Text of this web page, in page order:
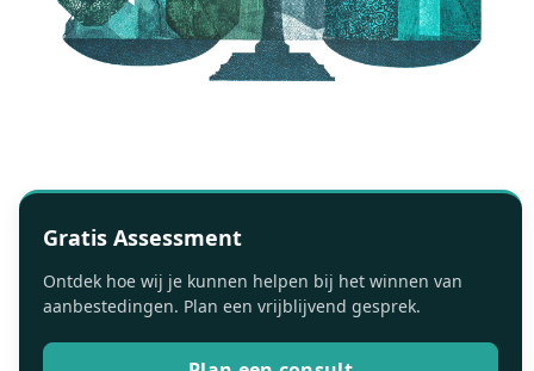
Gratis Assessment
Ontdek hoe wij je kunnen helpen bij het winnen van
aanbestedingen. Plan een vrijblijvend gesprek.